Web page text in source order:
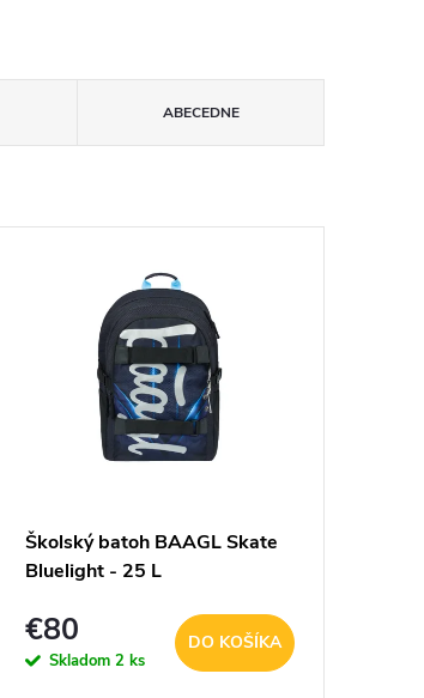
ABECEDNE
Školský batoh BAAGL Skate
Bluelight - 25 L
€80
Skladom 2 ks
DO KOŠÍKA